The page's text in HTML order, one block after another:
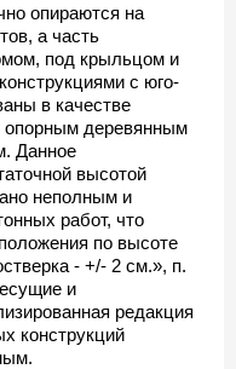
опираются на
а часть
под крыльцом и
с юго-
в качестве
опорным деревянным
Данное
высотой
неполным и
работ, что
по высоте
- +/- 2 см.», п.
и
редакция
конструкций